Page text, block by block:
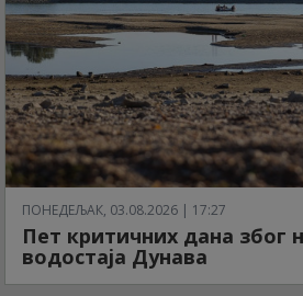
ПОНЕДЕЉАК, 03.08.2026 | 17:27
Пет критичних дана због
водостаја Дунава